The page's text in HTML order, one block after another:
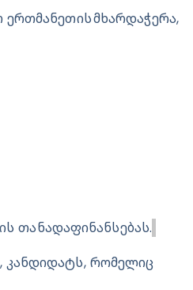
მხარდაჭერა,
თანადაფინანსებას.
კანდიდატს, რომელიც